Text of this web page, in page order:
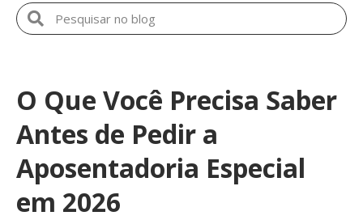
O Que Você Precisa Saber
Antes de Pedir a
Aposentadoria Especial
em 2026